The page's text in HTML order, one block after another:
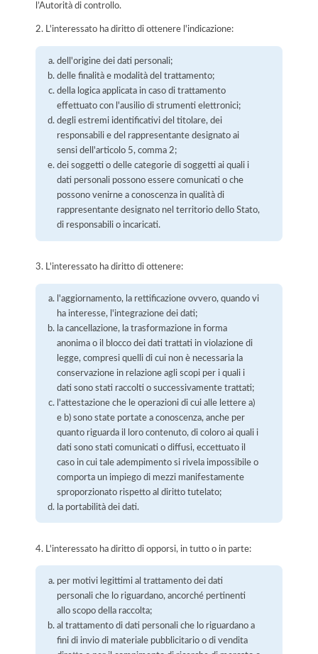
l’Autorità di controllo.
2. L'interessato ha diritto di ottenere l'indicazione:
dell'origine dei dati personali;
delle finalità e modalità del trattamento;
della logica applicata in caso di trattamento
effettuato con l'ausilio di strumenti elettronici;
degli estremi identificativi del titolare, dei
responsabili e del rappresentante designato ai
sensi dell'articolo 5, comma 2;
dei soggetti o delle categorie di soggetti ai quali i
dati personali possono essere comunicati o che
possono venirne a conoscenza in qualità di
rappresentante designato nel territorio dello Stato,
di responsabili o incaricati.
3. L'interessato ha diritto di ottenere:
l'aggiornamento, la rettificazione ovvero, quando vi
ha interesse, l'integrazione dei dati;
la cancellazione, la trasformazione in forma
anonima o il blocco dei dati trattati in violazione di
legge, compresi quelli di cui non è necessaria la
conservazione in relazione agli scopi per i quali i
dati sono stati raccolti o successivamente trattati;
l'attestazione che le operazioni di cui alle lettere a)
e b) sono state portate a conoscenza, anche per
quanto riguarda il loro contenuto, di coloro ai quali i
dati sono stati comunicati o diffusi, eccettuato il
caso in cui tale adempimento si rivela impossibile o
comporta un impiego di mezzi manifestamente
sproporzionato rispetto al diritto tutelato;
la portabilità dei dati.
4. L'interessato ha diritto di opporsi, in tutto o in parte:
per motivi legittimi al trattamento dei dati
personali che lo riguardano, ancorché pertinenti
allo scopo della raccolta;
al trattamento di dati personali che lo riguardano a
fini di invio di materiale pubblicitario o di vendita